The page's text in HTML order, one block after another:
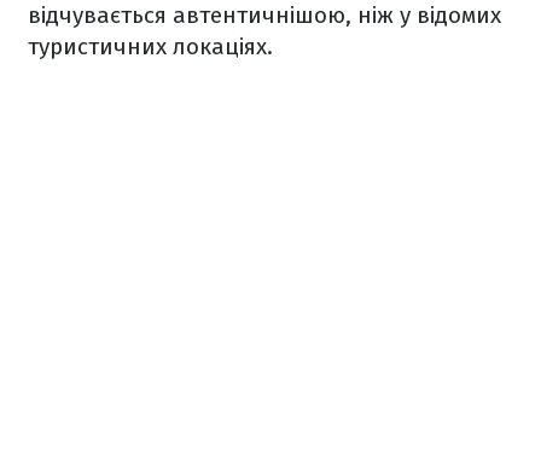
відчувається автентичнішою, ніж у відомих
туристичних локаціях.